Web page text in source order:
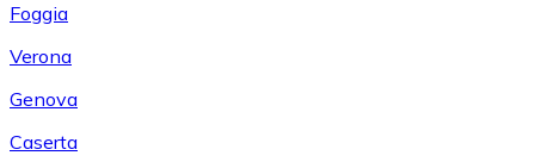
Foggia
Verona
Genova
Caserta